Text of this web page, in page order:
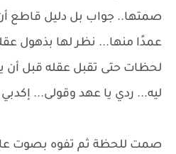
صمتها.. جواب بل دليل قاطع
عمدًا منها... نظر لها بذهول
لحظات حتى تقبل عقله قبل أن
ليه... ردي يا عهد وقولى...
صمت للحظة ثم تفوه بصوت